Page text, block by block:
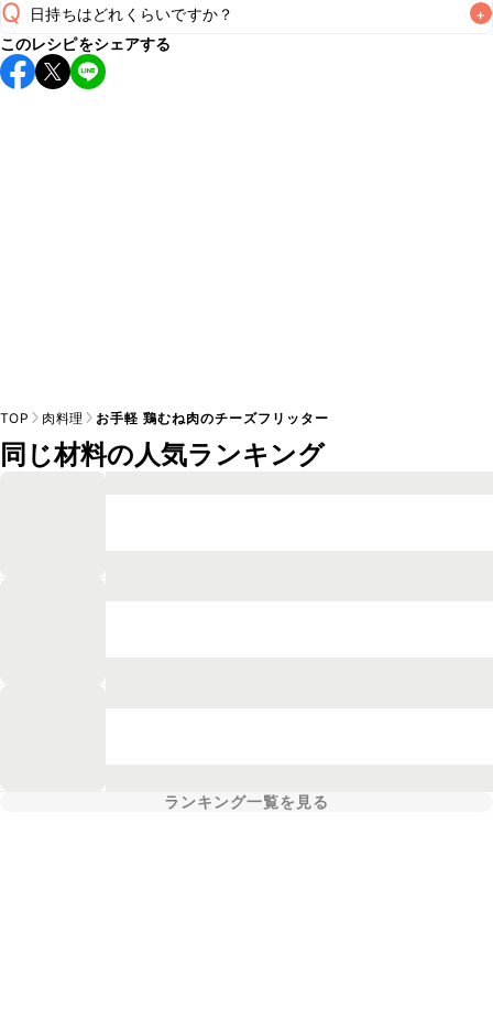
Q 日持ちはどれくらいですか？ +
保存期間は冷蔵で翌日中が目安です。なるべくお早めにお召
し上がりください。
このレシピをシェアする
TOP 肉料理 お手軽 鶏むね肉のチーズフリッター
同じ材料の人気ランキング
ランキング一覧を見る